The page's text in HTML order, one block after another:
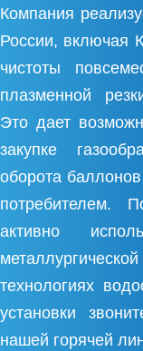
Компания
России, включая
чистоты
плазменной
Это дает
закупке
оборота
потребителем.
активно
технологиях
установки
нашей горячей